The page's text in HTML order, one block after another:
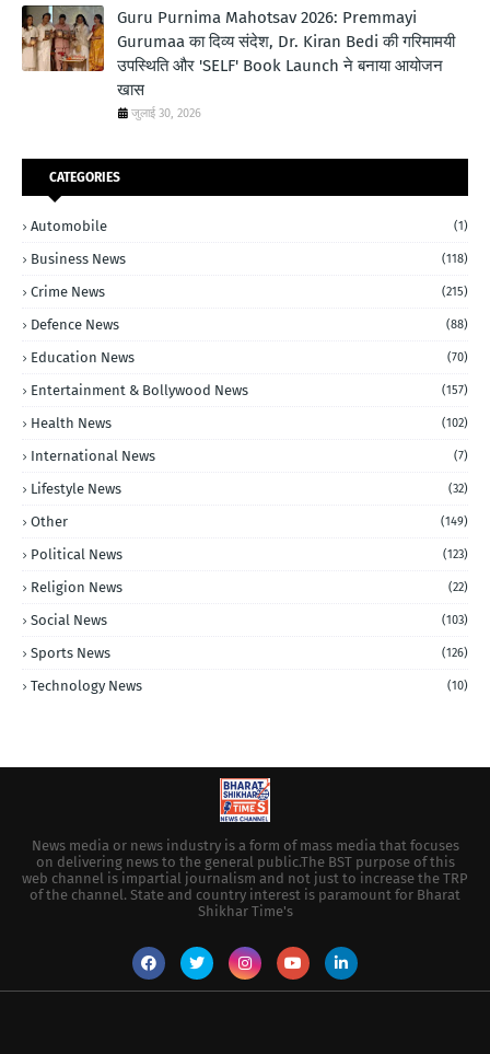
Guru Purnima Mahotsav 2026: Premmayi
Gurumaa का दिव्य संदेश, Dr. Kiran Bedi की गरिमामयी
उपस्थिति और 'SELF' Book Launch ने बनाया आयोजन
खास
जुलाई 30, 2026
CATEGORIES
Automobile (1)
Business News (118)
Crime News (215)
Defence News (88)
Education News (70)
Entertainment & Bollywood News (157)
Health News (102)
International News (7)
Lifestyle News (32)
Other (149)
Political News (123)
Religion News (22)
Social News (103)
Sports News (126)
Technology News (10)
News media or news industry is a form of mass media that focuses
on delivering news to the general public.The BST purpose of this
web channel is impartial journalism and not just to increase the TRP
of the channel. State and country interest is paramount for Bharat
Shikhar Time's